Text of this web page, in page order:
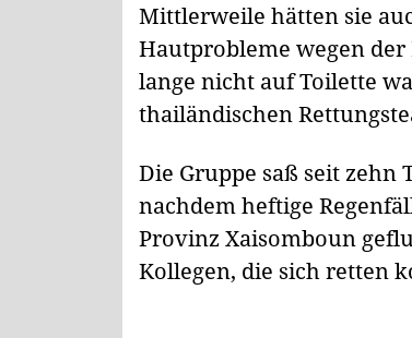
Mittlerweile hätten sie
Hautprobleme wegen
lange nicht auf Toilette
thailändischen
Die Gruppe saß seit
nachdem heftige
Provinz Xaisomboun
Kollegen, die sich retten